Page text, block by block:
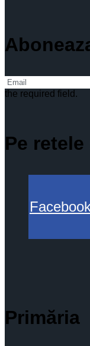
the required field.
Pe
Primăria